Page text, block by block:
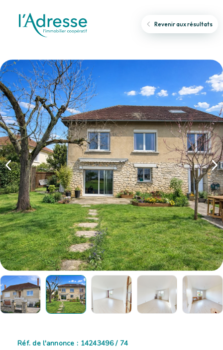
Revenir aux résultats
Réf. de l'annonce : 14243496 / 74